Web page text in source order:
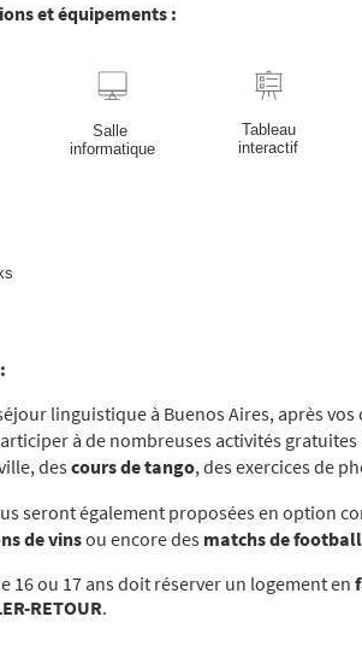
et équipements :
Salle
informatique
Tableau
interactif
linguistique à Buenos Aires, après vos
à de nombreuses activités gratuites
descours de tango, des exercices de
seront également proposées en option
de vinsou encore des matchs de football
16 ou 17 ans doit réserver un logement en
RETOUR.